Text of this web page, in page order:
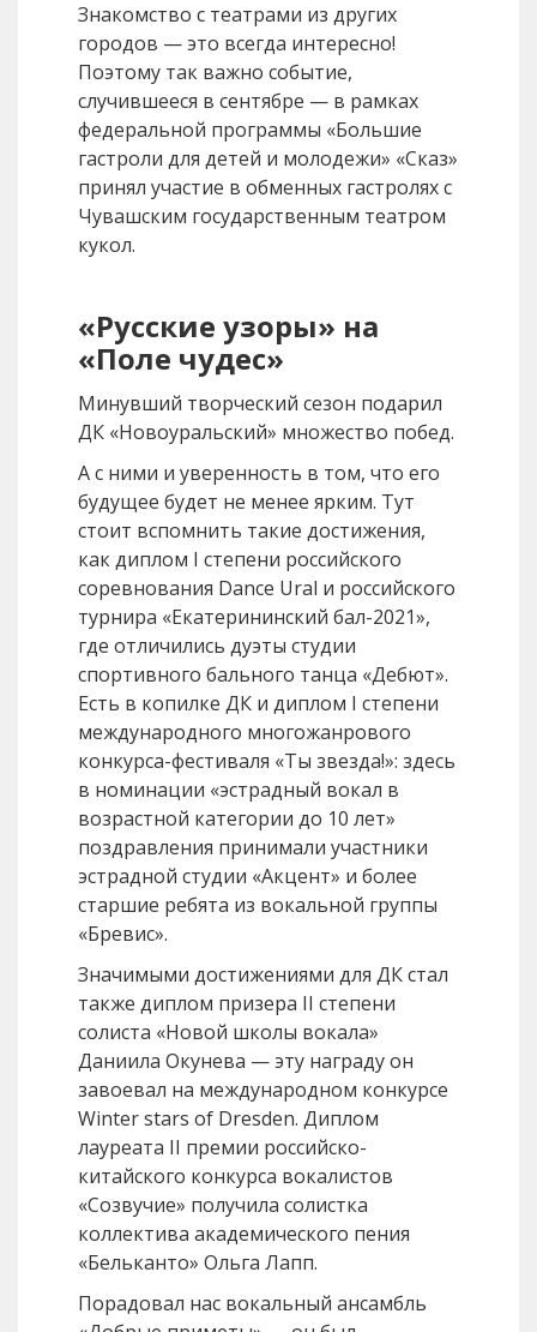
Знакомство с театрами из других
городов — это всегда интересно!
Поэтому так важно событие,
случившееся в сентябре — в рамках
федеральной программы «Большие
гастроли для детей и молодежи» «Сказ»
принял участие в обменных гастролях с
Чувашским государственным театром
кукол.
«Русские узоры» на
«Поле чудес»
Минувший творческий сезон подарил
ДК «Новоуральский» множество побед.
А с ними и уверенность в том, что его
будущее будет не менее ярким. Тут
стоит вспомнить такие достижения,
как диплом I степени российского
соревнования Dance Ural и российского
турнира «Екатерининский бал-2021»,
где отличились дуэты студии
спортивного бального танца «Дебют».
Есть в копилке ДК и диплом I степени
международного многожанрового
конкурса-фестиваля «Ты звезда!»: здесь
в номинации «эстрадный вокал в
возрастной категории до 10 лет»
поздравления принимали участники
эстрадной студии «Акцент» и более
старшие ребята из вокальной группы
«Бревис».
Значимыми достижениями для ДК стал
также диплом призера II степени
солиста «Новой школы вокала»
Даниила Окунева — эту награду он
завоевал на международном конкурсе
Winter stars of Dresden. Диплом
лауреата II премии российско-
китайского конкурса вокалистов
«Созвучие» получила солистка
коллектива академического пения
«Бельканто» Ольга Лапп.
Порадовал нас вокальный ансамбль